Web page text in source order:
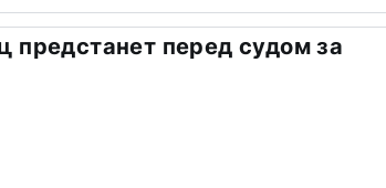
предстанет перед судом за